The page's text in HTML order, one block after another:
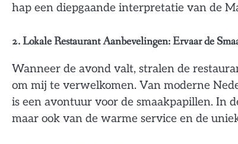
hap een diepgaande interpretatie van de
2. Lokale Restaurant Aanbevelingen: Ervaar de
Wanneer de avond valt, stralen de
om mij te verwelkomen. Van moderne
is een avontuur voor de smaakpapillen. In
maar ook van de warme service en de